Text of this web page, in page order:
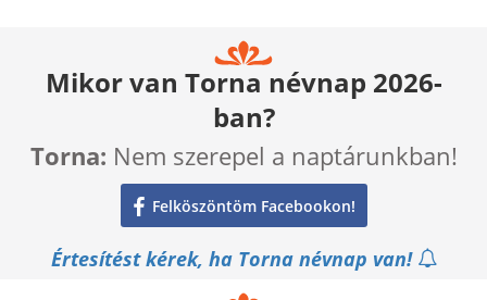
Mikor van Torna névnap 2026-
ban?
Torna: Nem szerepel a naptárunkban!
Felköszöntöm Facebookon!
Értesítést kérek, ha Torna névnap van!